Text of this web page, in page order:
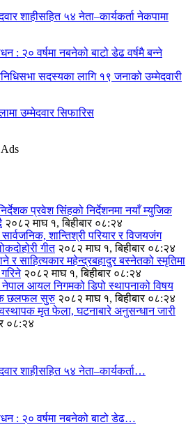
शाहीसहित ५४ नेता–कार्यकर्ता नेकपामा
: २० वर्षमा नबनेको बाटो डेढ वर्षमै बन्ने
सदस्यका लागि १९ जनाको उम्मेदवारी
उम्मेदवार सिफारिस
प्रवेश सिंहको निर्देशनमा नयाँ म्युजिक
२०८२ माघ १, बिहीबार ०८:२४
शान्तिश्री परियार र विजयजंग
गीत २०८२ माघ १, बिहीबार ०८:२४
र साहित्यकार महेन्द्रबहादुर बस्नेतको स्मृतिमा
२०८२ माघ १, बिहीबार ०८:२४
नेपाल आयल निगमको डिपो स्थापनाको विषय
छलफल सुरु २०८२ माघ १, बिहीबार ०८:२४
मृत फेला, घटनाबारे अनुसन्धान जारी
०८:२४
शाहीसहित ५४ नेता–कार्यकर्ता…
: २० वर्षमा नबनेको बाटो डेढ…